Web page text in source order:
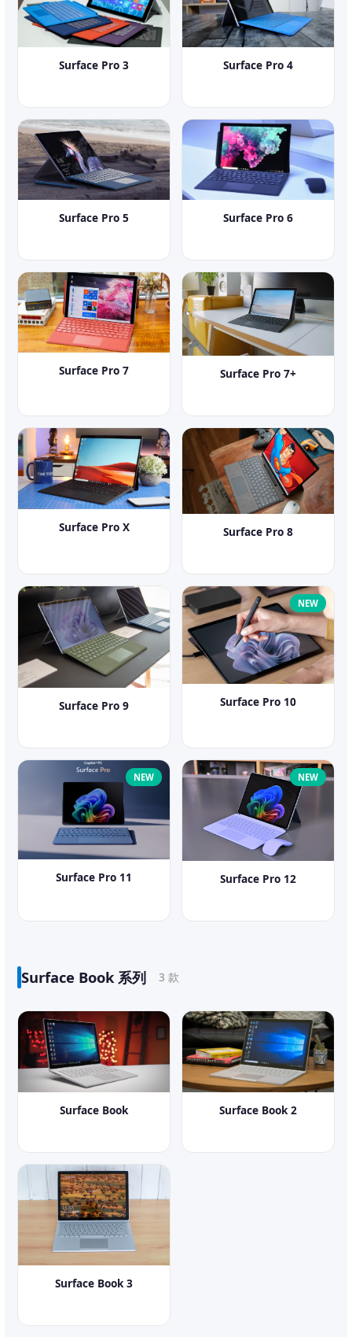
Surface Pro 3 Surface Pro 4
Surface Pro 5 Surface Pro 6
Surface Pro 7 Surface Pro 7+
Surface Pro X Surface Pro 8
Surface Pro 9
NEW
Surface Pro 10
NEW
Surface Pro 11
NEW
Surface Pro 12
Surface Book 系列 3 款
Surface Book Surface Book 2
Surface Book 3